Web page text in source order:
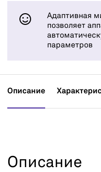
Адаптивная
позволяет
параметров
Описание
Описание